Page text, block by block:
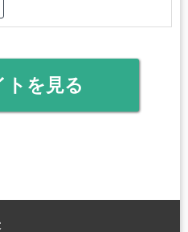
トを見る